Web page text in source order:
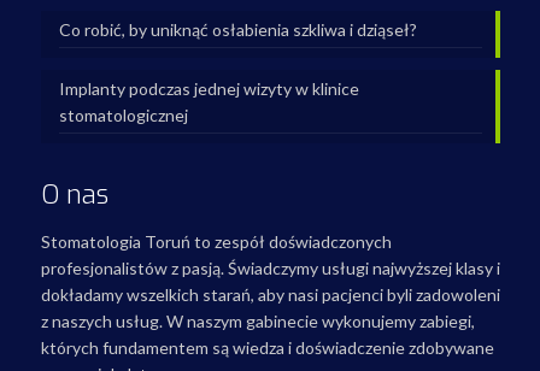
Co robić, by uniknąć osłabienia szkliwa i dziąseł?
Implanty podczas jednej wizyty w klinice
stomatologicznej
O nas
Stomatologia Toruń to zespół doświadczonych
profesjonalistów z pasją. Świadczymy usługi najwyższej klasy i
dokładamy wszelkich starań, aby nasi pacjenci byli zadowoleni
z naszych usług. W naszym gabinecie wykonujemy zabiegi,
których fundamentem są wiedza i doświadczenie zdobywane